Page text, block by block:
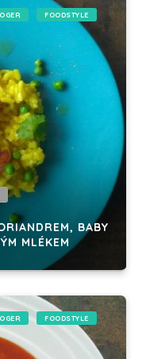
FOODSTYLE
BABY
MLÉKEM
FOODSTYLE